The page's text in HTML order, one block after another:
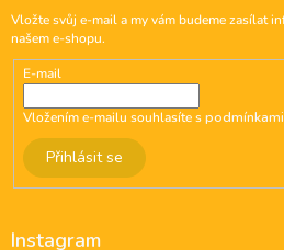
Vložte svůj e-mail a my vám budeme zasílat
našem e-shopu.
E-mail
Vložením e-mailu souhlasíte s
Přihlásit se
Instagram